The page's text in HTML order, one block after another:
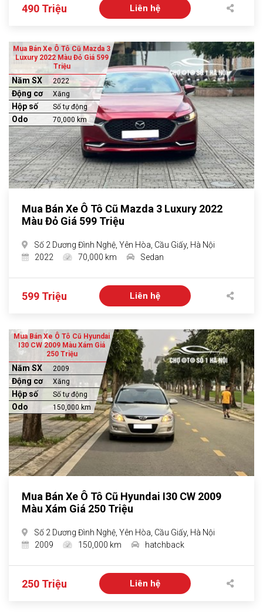
490 Triệu Liên hệ
Mua Bán Xe Ô Tô Cũ Mazda 3
Luxury 2022 Màu Đỏ Giá 599
Triệu
Năm SX 2022
Động cơ Xăng
Hộp số Số tự động
Odo 70,000 km
Mua Bán Xe Ô Tô Cũ Mazda 3 Luxury 2022
Màu Đỏ Giá 599 Triệu
Số 2 Dương Đình Nghệ, Yên Hòa, Cầu Giấy, Hà Nội
2022
70,000 km Sedan
599 Triệu Liên hệ
Mua Bán Xe Ô Tô Cũ Hyundai
I30 CW 2009 Màu Xám Giá
250 Triệu
Năm SX 2009
Động cơ Xăng
Hộp số Số tự động
Odo 150,000 km
Mua Bán Xe Ô Tô Cũ Hyundai I30 CW 2009
Màu Xám Giá 250 Triệu
Số 2 Dương Đình Nghệ, Yên Hòa, Cầu Giấy, Hà Nội
2009
150,000 km hatchback
250 Triệu Liên hệ